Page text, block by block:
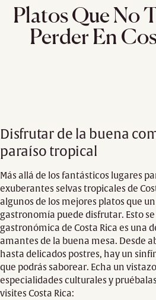
Platos Que No
Perder En
Disfrutar de la buena
paraíso tropical
Más allá de los fantásticos lugares
exuberantes selvas tropicales de
algunos de los mejores platos que
gastronomía puede disfrutar. Esto
gastronómica de Costa Rica es una
amantes de la buena mesa. Desde
hasta delicados postres, hay un
que podrás saborear. Echa un
especialidades culturales y
visites Costa Rica: